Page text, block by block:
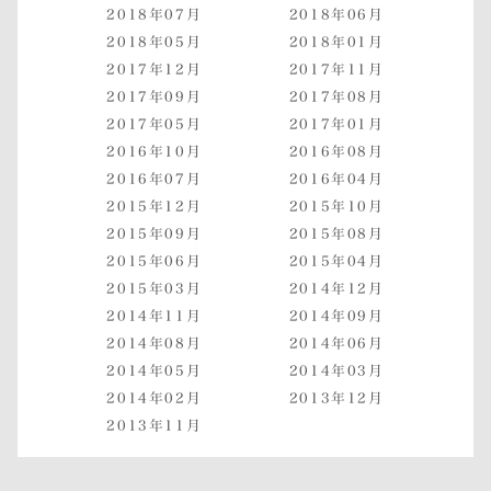
2018年07月
2018年06月
2018年05月
2018年01月
2017年12月
2017年11月
2017年09月
2017年08月
2017年05月
2017年01月
2016年10月
2016年08月
2016年07月
2016年04月
2015年12月
2015年10月
2015年09月
2015年08月
2015年06月
2015年04月
2015年03月
2014年12月
2014年11月
2014年09月
2014年08月
2014年06月
2014年05月
2014年03月
2014年02月
2013年12月
2013年11月